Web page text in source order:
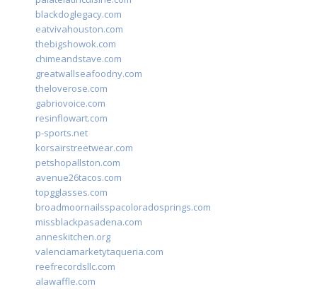
blackdoglegacy.com
eatvivahouston.com
thebigshowok.com
chimeandstave.com
greatwallseafoodny.com
theloverose.com
gabriovoice.com
resinflowart.com
p-sports.net
korsairstreetwear.com
petshopallston.com
avenue26tacos.com
topgglasses.com
broadmoornailsspacoloradosprings.com
missblackpasadena.com
anneskitchen.org
valenciamarketytaqueria.com
reefrecordsllc.com
alawaffle.com